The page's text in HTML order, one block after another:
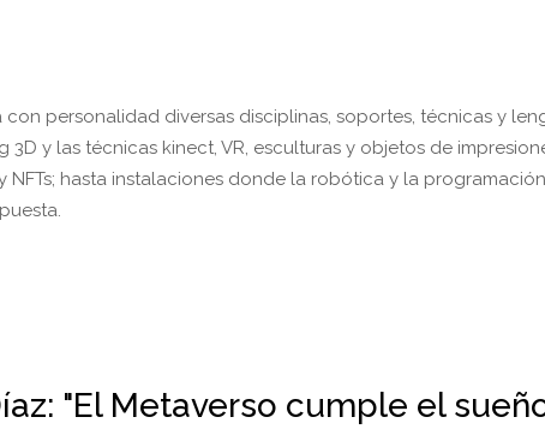
con personalidad diversas disciplinas, soportes, técnicas y
3D y las técnicas kinect, VR, esculturas y objetos de
NFTs; hasta instalaciones donde la robótica y la
"El Metaverso cumple el